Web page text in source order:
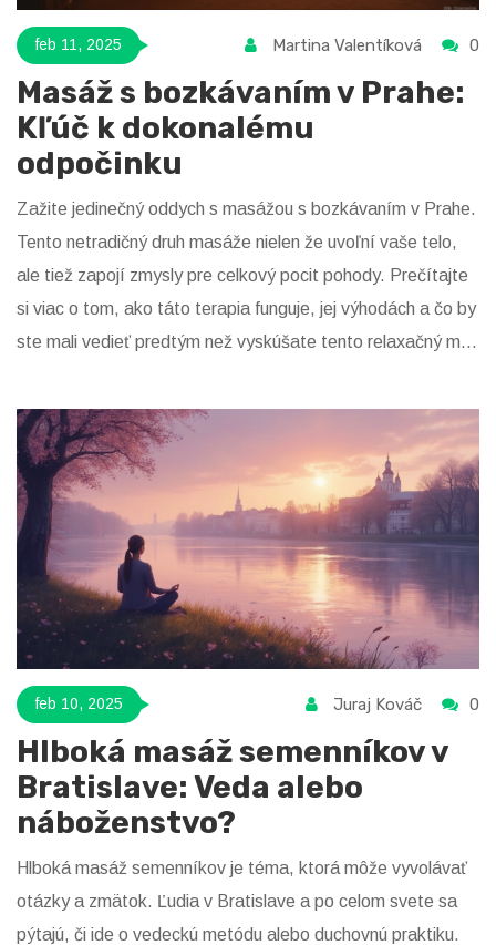
feb 11, 2025 Martina Valentíková 0
Masáž s bozkávaním v Prahe:
Kľúč k dokonalému
odpočinku
Zažite jedinečný oddych s masážou s bozkávaním v Prahe.
Tento netradičný druh masáže nielen že uvoľní vaše telo,
ale tiež zapojí zmysly pre celkový pocit pohody. Prečítajte
si viac o tom, ako táto terapia funguje, jej výhodách a čo by
ste mali vedieť predtým než vyskúšate tento relaxačný mix.
atmosféry.
feb 10, 2025 Juraj Kováč 0
Hlboká masáž semenníkov v
Bratislave: Veda alebo
náboženstvo?
Hlboká masáž semenníkov je téma, ktorá môže vyvolávať
otázky a zmätok. Ľudia v Bratislave a po celom svete sa
pýtajú, či ide o vedeckú metódu alebo duchovnú praktiku.